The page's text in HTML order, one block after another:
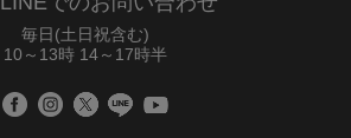
毎日(土日祝含む)
10～13時 14～17時半